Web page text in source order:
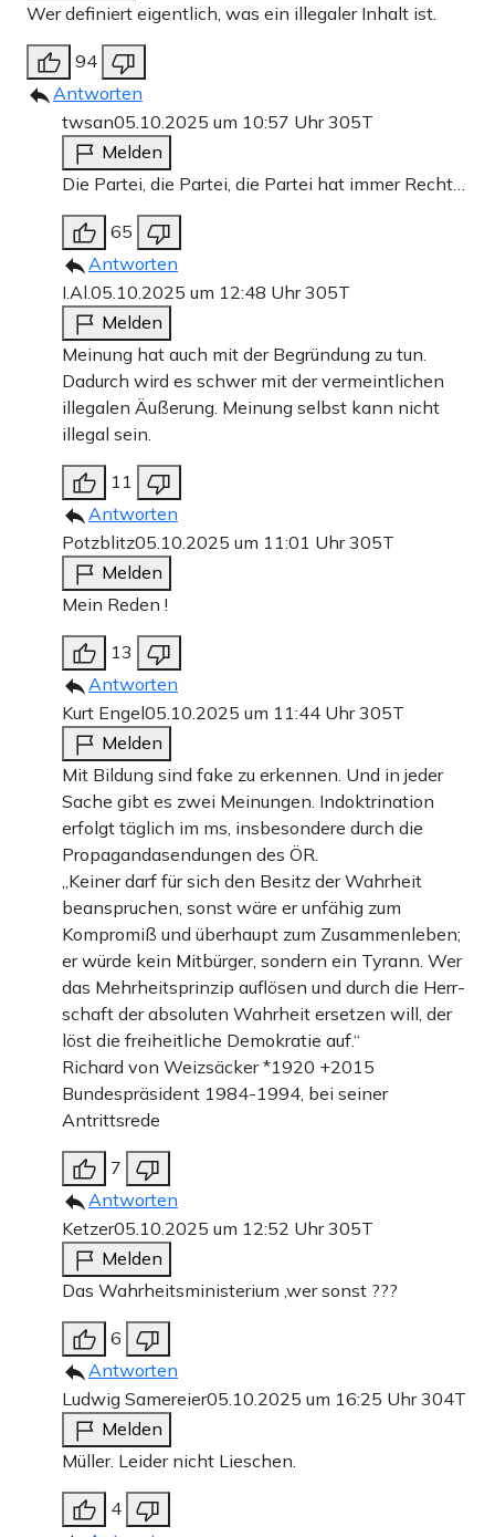
Wer definiert eigentlich, was ein illegaler Inhalt ist.
94
Antworten
twsan05.10.2025 um 10:57 Uhr305T
Melden
Die Partei, die Partei, die Partei hat immer Recht…
65
Antworten
I.Al. 05.10.2025 um 12:48 Uhr305T
Melden
Meinung hat auch mit der Begründung zu tun.
Dadurch wird es schwer mit der vermeintlichen
illegalen Äußerung. Meinung selbst kann nicht
illegal sein.
11
Antworten
Potzblitz05.10.2025 um 11:01 Uhr305T
Melden
Mein Reden !
13
Antworten
Kurt Engel05.10.2025 um 11:44 Uhr305T
Melden
Mit Bildung sind fake zu erkennen. Und in jeder
Sache gibt es zwei Meinungen. Indoktrination
erfolgt täglich im ms, insbesondere durch die
Propagandasendungen des ÖR.
„Keiner darf für sich den Besitz der Wahrheit
beanspruchen, sonst wäre er unfähig zum
Kompromiß und über­haupt zum Zusammenleben;
er würde kein Mitbürger, sondern ein Tyrann. Wer
das Mehrheitsprinzip auflösen und durch die Herr­
schaft der absoluten Wahrheit ersetzen will, der
löst die freiheitliche Demokratie auf.“
Richard von Weizsäcker *1920 +2015
Bundespräsident 1984-1994, bei seiner
Antrittsrede
7
Antworten
Ketzer05.10.2025 um 12:52 Uhr305T
Melden
Das Wahrheitsministerium ,wer sonst ???
6
Antworten
Ludwig Samereier05.10.2025 um 16:25 Uhr304T
Melden
Müller. Leider nicht Lieschen.
4